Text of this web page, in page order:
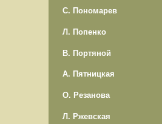
С. Пономарев
Л. Попенко
В. Портяной
А. Пятницкая
О. Резанова
Л. Ржевская